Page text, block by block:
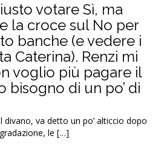
votare Sì, ma
la croce sul No per
banche (e vedere i
Caterina). Renzi mi
voglio più pagare il
bisogno di un po’ di
va detto un po’ alticcio dopo
le […]